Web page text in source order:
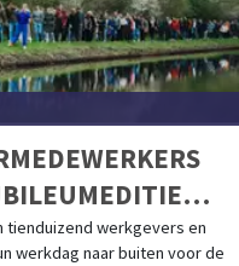
WERKDAG
tienduizend werkgevers en
werkdag naar buiten voor de